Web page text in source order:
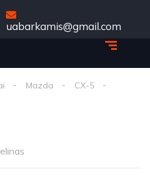
uabarkamis@gmail.com
Mazda
CX-5